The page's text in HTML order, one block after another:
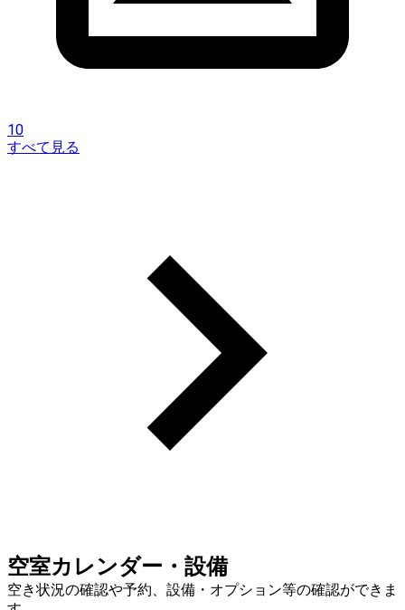
10
すべて見る
空室カレンダー・設備
空き状況の確認や予約、設備・オプション等の確認ができま